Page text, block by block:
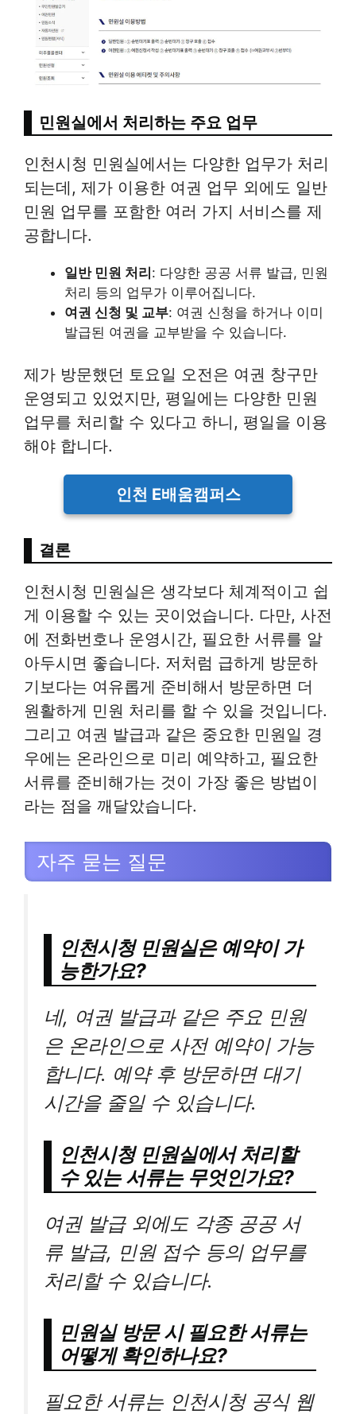
민원실에서 처리하는 주요 업무
인천시청 민원실에서는 다양한 업무가 처리
되는데, 제가 이용한 여권 업무 외에도 일반
민원 업무를 포함한 여러 가지 서비스를 제
공합니다.
일반 민원 처리: 다양한 공공 서류 발급, 민원
처리 등의 업무가 이루어집니다.
여권 신청 및 교부: 여권 신청을 하거나 이미
발급된 여권을 교부받을 수 있습니다.
제가 방문했던 토요일 오전은 여권 창구만
운영되고 있었지만, 평일에는 다양한 민원
업무를 처리할 수 있다고 하니, 평일을 이용
해야 합니다.
인천 E배움캠퍼스
결론
인천시청 민원실은 생각보다 체계적이고 쉽
게 이용할 수 있는 곳이었습니다. 다만, 사전
에 전화번호나 운영시간, 필요한 서류를 알
아두시면 좋습니다. 저처럼 급하게 방문하
기보다는 여유롭게 준비해서 방문하면 더
원활하게 민원 처리를 할 수 있을 것입니다.
그리고 여권 발급과 같은 중요한 민원일 경
우에는 온라인으로 미리 예약하고, 필요한
서류를 준비해가는 것이 가장 좋은 방법이
라는 점을 깨달았습니다.
자주 묻는 질문
인천시청 민원실은 예약이 가
능한가요?
네, 여권 발급과 같은 주요 민원
은 온라인으로 사전 예약이 가능
합니다. 예약 후 방문하면 대기
시간을 줄일 수 있습니다.
인천시청 민원실에서 처리할
수 있는 서류는 무엇인가요?
여권 발급 외에도 각종 공공 서
류 발급, 민원 접수 등의 업무를
처리할 수 있습니다.
민원실 방문 시 필요한 서류는
어떻게 확인하나요?
필요한 서류는 인천시청 공식 웹